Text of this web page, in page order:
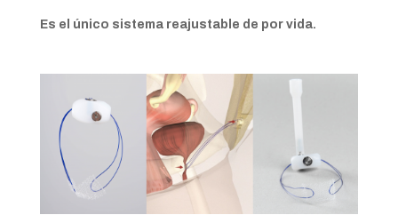
Es el único sistema reajustable de por vida.